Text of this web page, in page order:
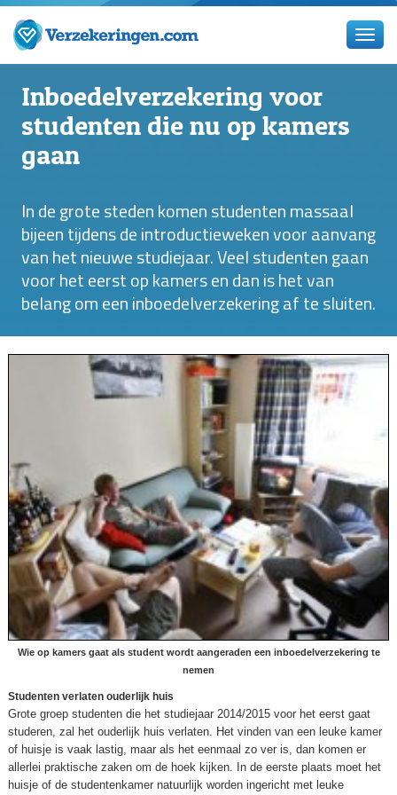
Inboedelverzekering voor
studenten die nu op kamers
gaan
In de grote steden komen studenten massaal
bijeen tijdens de introductieweken voor aanvang
van het nieuwe studiejaar. Veel studenten gaan
voor het eerst op kamers en dan is het van
belang om een inboedelverzekering af te sluiten.
Wie op kamers gaat als student wordt aangeraden een inboedelverzekering te
nemen
Studenten verlaten ouderlijk huis
Grote groep studenten die het studiejaar 2014/2015 voor het eerst gaat
studeren, zal het ouderlijk huis verlaten. Het vinden van een leuke kamer
of huisje is vaak lastig, maar als het eenmaal zo ver is, dan komen er
allerlei praktische zaken om de hoek kijken. In de eerste plaats moet het
huisje of de studentenkamer natuurlijk worden ingericht met leuke